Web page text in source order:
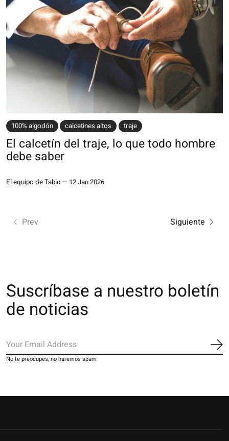
100% algodón calcetines altos traje
El calcetín del traje, lo que todo hombre
debe saber
El equipo de Tabio — 12 Jan 2026
Prev Siguiente
Suscríbase a nuestro boletín
de noticias
No te preocupes, no haremos spam